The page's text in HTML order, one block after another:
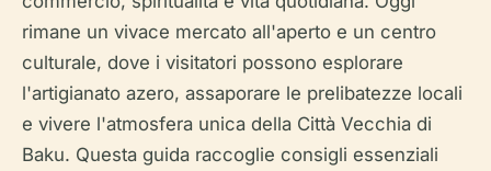
rimane un vivace mercato all'aperto e un centro
culturale, dove i visitatori possono esplorare
l'artigianato azero, assaporare le prelibatezze locali
e vivere l'atmosfera unica della Città Vecchia di
Baku. Questa guida raccoglie consigli essenziali